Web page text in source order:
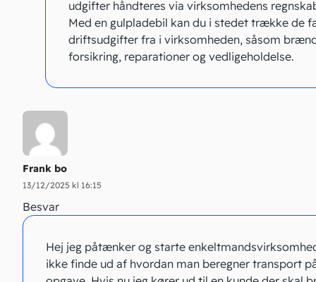
udgifter håndteres via virksomhedens
Med en gulpladebil kan du i stedet trække de
driftsudgifter fra i virksomheden, såsom
forsikring, reparationer og vedligeholdelse.
Frank bo
13/12/2025 kl 16:15
Besvar
Hej jeg påtænker og starte
ikke finde ud af hvordan man beregner transport